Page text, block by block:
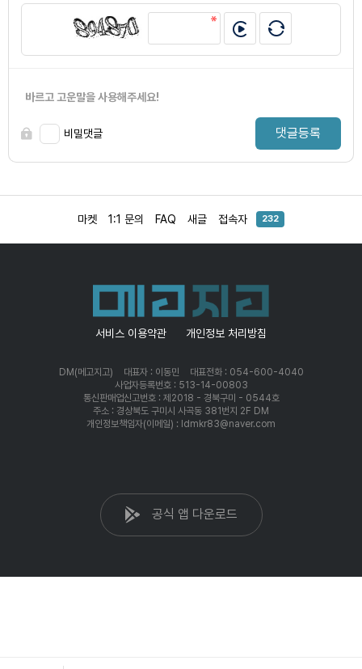
바르고 고운말을 사용해주세요!
비밀댓글 댓글등록
마켓 1:1 문의 FAQ 새글 접속자 232
서비스 이용약관 개인정보 처리방침
DM(메고지고) 대표자 : 이동민
대표전화 : 054-600-4040
사업자등록번호 : 513-14-00803
통신판매업신고번호 : 제2018 - 경북구미 - 0544호
주소 : 경상북도 구미시 사곡동 381번지 2F DM
개인정보책임자(이메일) : ldmkr83@naver.com
공식 앱 다운로드